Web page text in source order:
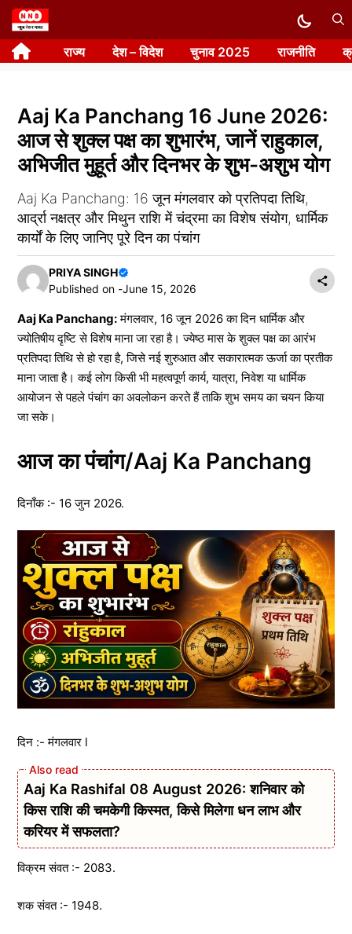
Skip
to
content राज्य देश – विदेश चुनाव 2025 राजनीति
Aaj Ka Panchang 16 June 2026:
आज से शुक्ल पक्ष का शुभारंभ, जानें राहुकाल,
अभिजीत मुहूर्त और दिनभर के शुभ-अशुभ योग
Aaj Ka Panchang: 16 जून मंगलवार को प्रतिपदा तिथि,
आर्द्रा नक्षत्र और मिथुन राशि में चंद्रमा का विशेष संयोग, धार्मिक
कार्यों के लिए जानिए पूरे दिन का पंचांग
PRIYA SINGH
Published on -June 15, 2026
Aaj Ka Panchang:मंगलवार, 16 जून 2026 का दिन धार्मिक और
ज्योतिषीय दृष्टि से विशेष माना जा रहा है। ज्येष्ठ मास के शुक्ल पक्ष का आरंभ
प्रतिपदा तिथि से हो रहा है, जिसे नई शुरुआत और सकारात्मक ऊर्जा का प्रतीक
माना जाता है। कई लोग किसी भी महत्वपूर्ण कार्य, यात्रा, निवेश या धार्मिक
आयोजन से पहले पंचांग का अवलोकन करते हैं ताकि शुभ समय का चयन किया
जा सके।
आज का पंचांग/Aaj Ka Panchang
दिनाँक :- 16 जुन 2026.
दिन :- मंगलवार l
Aaj Ka Rashifal 08 August 2026: शनिवार को
किस राशि की चमकेगी किस्मत, किसे मिलेगा धन लाभ और
करियर में सफलता?
विक्रम संवत :- 2083.
शक संवत :- 1948.